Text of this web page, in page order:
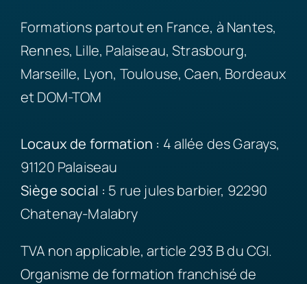
Formations partout en France, à Nantes,
Rennes, Lille, Palaiseau, Strasbourg,
Marseille, Lyon, Toulouse, Caen, Bordeaux
et DOM-TOM
Locaux de formation : 4 allée des Garays,
91120 Palaiseau
Siège social : 5 rue jules barbier, 92290
Chatenay-Malabry
TVA non applicable, article 293 B du CGI.
Organisme de formation franchisé de